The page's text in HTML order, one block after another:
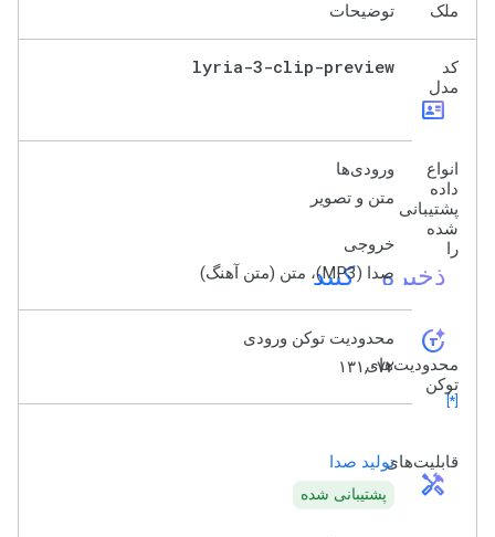
ملک توضیحات
کد
مدل
id_card
lyria-3-clip-preview
انواع
داده
پشتیبانی
شده
را
ذخیره کنید
ورودی‌ها
متن و تصویر
خروجی
صدا (MP3)، متن (متن آهنگ)
token_auto
محدودیت‌های
توکن
[*]
محدودیت توکن ورودی
۱۳۱,۰۷۲
قابلیت‌های
handyman
تولید صدا
پشتیبانی شده